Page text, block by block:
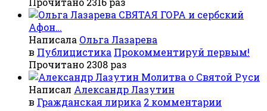
СВЯТАЯ ГОРА и сербский
Афон…
Написала Ольга Лазарева
в Публицистика Прокомментируй первым!
Прочитано 2308 раз
Молитва о Святой Руси
Написал Александр Лазутин
в Гражданская лирика 2 комментарии